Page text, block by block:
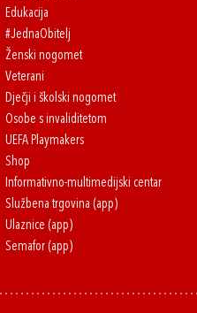
Edukacija
#JednaObitelj
Ženski nogomet
Veterani
Dječji i školski nogomet
Osobe s invaliditetom
UEFA Playmakers
Shop
Informativno-multimedijski centar
Službena trgovina (app)
Ulaznice (app)
Semafor (app)